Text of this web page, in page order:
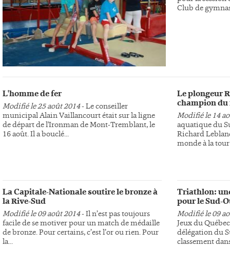
Club de
L'homme de fer
Modifié le 25 août 2014- Le conseiller
municipal Alain Vaillancourt était sur la ligne
de départ de l'Ironman de Mont-Tremblant, le
16 août. Il a bouclé...
La Capitale-Nationale soutire le bronze à
la Rive-Sud
Modifié le 09 août 2014- Il n’est pas toujours
facile de se motiver pour un match de médaille
de bronze. Pour certains, c’est l’or ou rien. Pour
la...
Le plongeur
champion du
Modifié le 14
aquatique du
Richard
monde à la
Triathlon:
pour le Sud-
Modifié le 09
Jeux du
délégation du
classement